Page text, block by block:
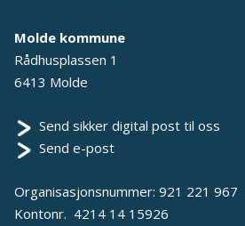
Molde kommune
Rådhusplassen 1
6413 Molde
Send sikker digital post til oss
Send e-post
Organisasjonsnummer: 921 221 967
Kontonr. 4214 14 15926